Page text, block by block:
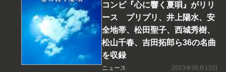
コンピ『心に響く夏唄』がリリ
ース プリプリ、井上陽水、安
全地帯、松田聖子、西城秀樹、
松山千春、吉田拓郎ら36の名曲
を収録
ニュース 2023年06月13日